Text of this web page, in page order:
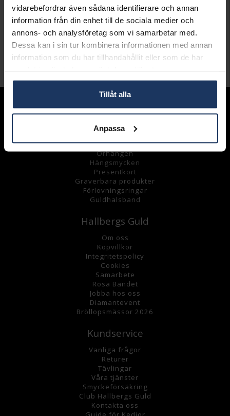
vidarebefordrar även sådana identifierare och annan
information från din enhet till de sociala medier och
annons- och analysföretag som vi samarbetar med.
Dessa kan i sin tur kombinera informationen med annan
information som du har tillhandahållit eller som de har
Tillåt alla
Anpassa
LÄNGD CA (CM)
70
VARUMÄRKE
Thomas Sabo
MODELL
KE110600112L70
MATERIAL
Silver
Sortiment
Armband
Halsband
Ringar
Örhängen
Hängsmycken
Presentkort
Graverbara produkter
Förlovningsringar
Guldhalsband
Hallbergs Guld
Om oss
Köpvillkor
Integritetspolicy
Cookies
Samarbete
Rosa Bandet
Jobba hos oss
Diamantevent
Bröllopsmässor 2026
Kundservice
Vanliga frågor
Returer
Tävlingar
Våra tjänster
Smyckeförsäkring
Club Hallbergs Guld
Kontakta oss